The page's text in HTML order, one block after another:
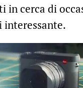
in cerca di
interessante.